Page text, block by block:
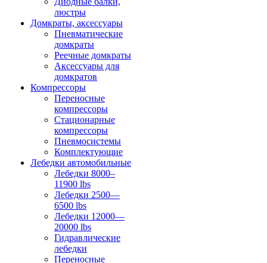
люстры
Домкраты, аксессуары
Пневматические
домкраты
Реечные домкраты
Аксессуары для
домкратов
Компрессоры
Переносные
компрессоры
Стационарные
компрессоры
Пневмосистемы
Комплектующие
Лебедки автомобильные
Лебедки 8000–
11900 lbs
Лебедки 2500—
6500 lbs
Лебедки 12000—
20000 lbs
Гидравлические
лебедки
Переносные